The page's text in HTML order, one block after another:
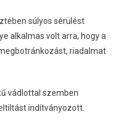
súlyos sérülést
alkalmas volt arra, hogy a
riadalmat
vádlottal szemben
indítványozott.